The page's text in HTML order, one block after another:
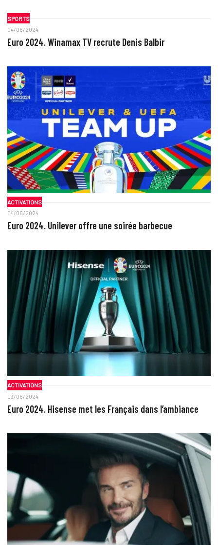
SPORTS
04/06/2024
Euro 2024. Winamax TV recrute Denis Balbir
ACTIVATIONS
04/06/2024
Euro 2024. Unilever offre une soirée barbecue
ACTIVATIONS
03/06/2024
Euro 2024. Hisense met les Français dans l’ambiance